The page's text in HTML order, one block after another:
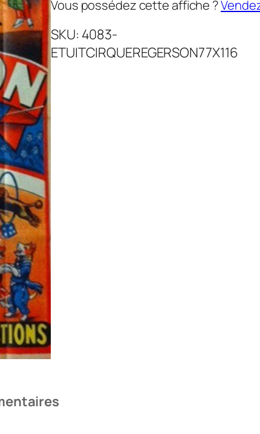
Vous possédez cette affiche ?
SKU: 4083-
ETUITCIRQUEREGERSON77X116